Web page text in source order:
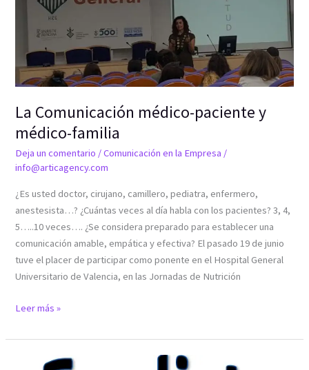
La Comunicación médico-paciente y
médico-familia
Deja un comentario /Comunicación en la Empresa /
info@articagency.com
¿Es usted doctor, cirujano, camillero, pediatra, enfermero,
anestesista…? ¿Cuántas veces al día habla con los pacientes? 3, 4,
5…..10 veces…. ¿Se considera preparado para establecer una
comunicación amable, empática y efectiva? El pasado 19 de junio
tuve el placer de participar como ponente en el Hospital General
Universitario de Valencia, en las Jornadas de Nutrición
familia
Leer más »
Mejorar